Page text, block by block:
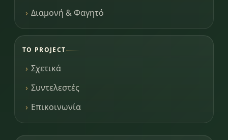
Διαμονή & Φαγητό
ΤΟ PROJECT
Σχετικά
Συντελεστές
Επικοινωνία